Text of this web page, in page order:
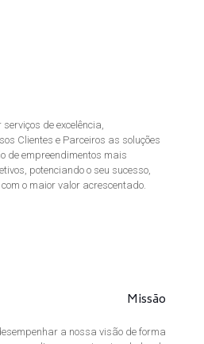
de excelência,
Clientes e Parceiros as soluções
de empreendimentos mais
potenciando o seu sucesso,
o maior valor acrescentado.
Missão
a nossa visão de forma